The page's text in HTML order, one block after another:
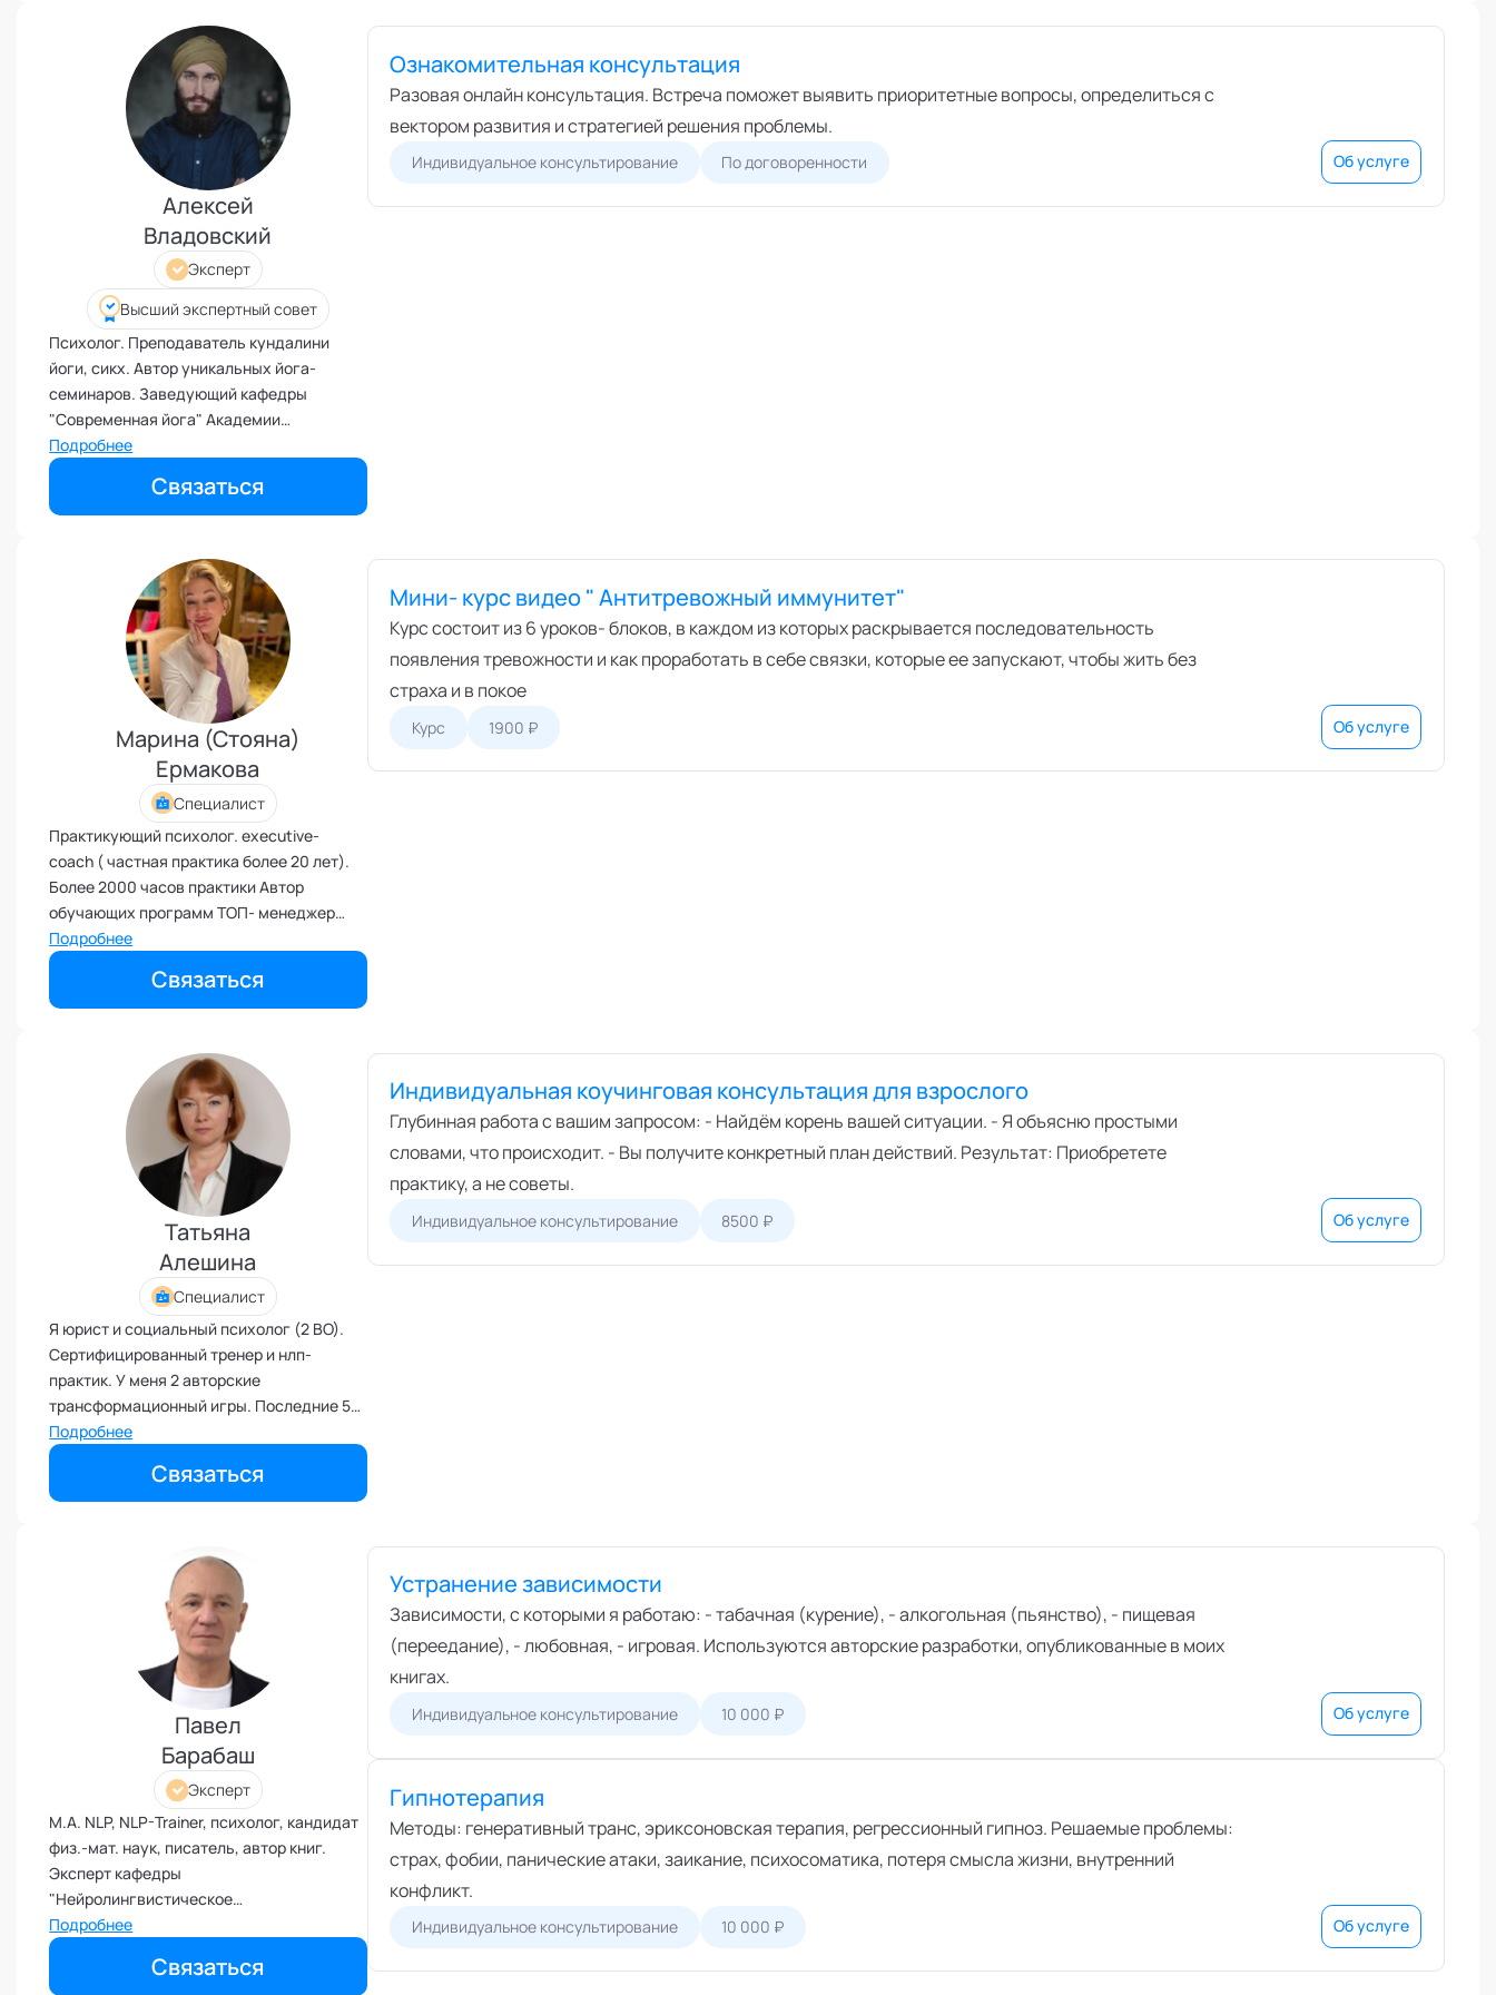
Иммунитет
Карьерная стратегия
Клиентский менеджмент
Когнитивные способности
Командное лидерство
Коммуникационная стратегия
Коммуникация в команде
Корпоративная антропология
Корпоративная культура и
этика
Коучинг команд
Коучинг руководителей
Кризисы
Маркетинговые и PR
коммуникации
Международные коммуникации
Наставничество
Невроз
Обучение и образовательные
программы
Ораторское искусство
Организация и проведение
переговоров
Оргконсультирование
Осознанность
Отношения в паре
Отношения с родителями
Персональный коучинг
Пищевое поведение
изменений
Поведенческий анализ
специалистов
Половое воспитание
Презентация и искусство
продаж
Проблемы с партнером
Прогнозирование
Продуктивность и мотивация
сотрудников
Профайлинг и оценка
персонала
Профориентация и поиск
призвания
Психологические травмы и
блоки
ПТСР
Развитие коммуникабельности
Разработка бизнес-процессов
Расставание
Ревность и измена
Самоорганизация и мотивация
Самооценка и уверенность в
Секс и сексуальность
Системное мышление
Сложности в общении
Социализация и адаптация
Спорт и тренировки
Алексей
Владовский
Эксперт
Высший экспертный совет
Психолог. Преподаватель кундалини
йоги, сикх. Автор уникальных йога-
семинаров. Заведующий кафедры
"Современная йога" Академии
социальных технологий
Подробнее
Связаться
Ознакомительная консультация
Разовая онлайн консультация. Встреча поможет выявить приоритетные вопросы, определиться с
вектором развития и стратегией решения проблемы.
Индивидуальное консультирование По договоренности Об услуге
Марина (Стояна)
Ермакова
Специалист
Практикующий психолог. executive-
coach ( частная практика более 20 лет).
Более 2000 часов практики Автор
обучающих программ ТОП- менеджер
крупных компаний, общий стаж 22 года.
Эксперт протокольного дресс-кода,
дизайнер -стилист политиков и
бизнесменов с 2016 года
Подробнее
Связаться
Мини- курс видео " Антитревожный иммунитет"
Курс состоит из 6 уроков- блоков, в каждом из которых раскрывается последовательность
появления тревожности и как проработать в себе связки, которые ее запускают, чтобы жить без
страха и в покое
Курс 1900 ₽ Об услуге
Татьяна
Алешина
Специалист
Я юрист и социальный психолог (2 ВО).
Сертифицированный тренер и нлп-
практик. У меня 2 авторские
трансформационный игры. Последние 5
лет руководила консультационным
центром для пожилых людей. Потом
стала еще и тренером. Сейчас веду
частную практику, как психолог-тренер-
Подробнее
Связаться
Индивидуальная коучинговая консультация для взрослого
Глубинная работа с вашим запросом: - Найдём корень вашей ситуации. - Я объясню простыми
словами, что происходит. - Вы получите конкретный план действий. Результат: Приобретете
практику, а не советы.
Индивидуальное консультирование 8500 ₽ Об услуге
Павел
Барабаш
Эксперт
M.A. NLP, NLP-Trainer, психолог, кандидат
физ.-мат. наук, писатель, автор книг.
Эксперт кафедры
"Нейролингвистическое
программирование" Академии
социальных технологий.
Подробнее
Связаться
Устранение зависимости
Зависимости, с которыми я работаю: - табачная (курение), - алкогольная (пьянство), - пищевая
(переедание), - любовная, - игровая. Используются авторские разработки, опубликованные в моих
книгах.
Индивидуальное консультирование 10 000 ₽ Об услуге
Гипнотерапия
Методы: генеративный транс, эриксоновская терапия, регрессионный гипноз. Решаемые проблемы:
страх, фобии, панические атаки, заикание, психосоматика, потеря смысла жизни, внутренний
конфликт.
Индивидуальное консультирование 10 000 ₽ Об услуге